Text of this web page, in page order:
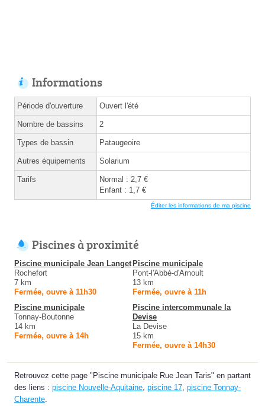
Informations
Période d'ouverture Ouvert l'été
Nombre de bassins 2
Types de bassin Pataugeoire
Autres équipements Solarium
Tarifs
Normal : 2,7 €
Enfant : 1,7 €
Éditer les informations de ma piscine
Piscines à proximité
Piscine municipale Jean Langet
Rochefort
7 km
Fermée, ouvre à 11h30
Piscine municipale
Pont-l'Abbé-d'Arnoult
13 km
Fermée, ouvre à 11h
Piscine municipale
Tonnay-Boutonne
14 km
Fermée, ouvre à 14h
Piscine intercommunale la
Devise
La Devise
15 km
Fermée, ouvre à 14h30
Retrouvez cette page "Piscine municipale Rue Jean Taris" en partant
des liens : piscine Nouvelle-Aquitaine piscine 17 piscine Tonnay-
Charente